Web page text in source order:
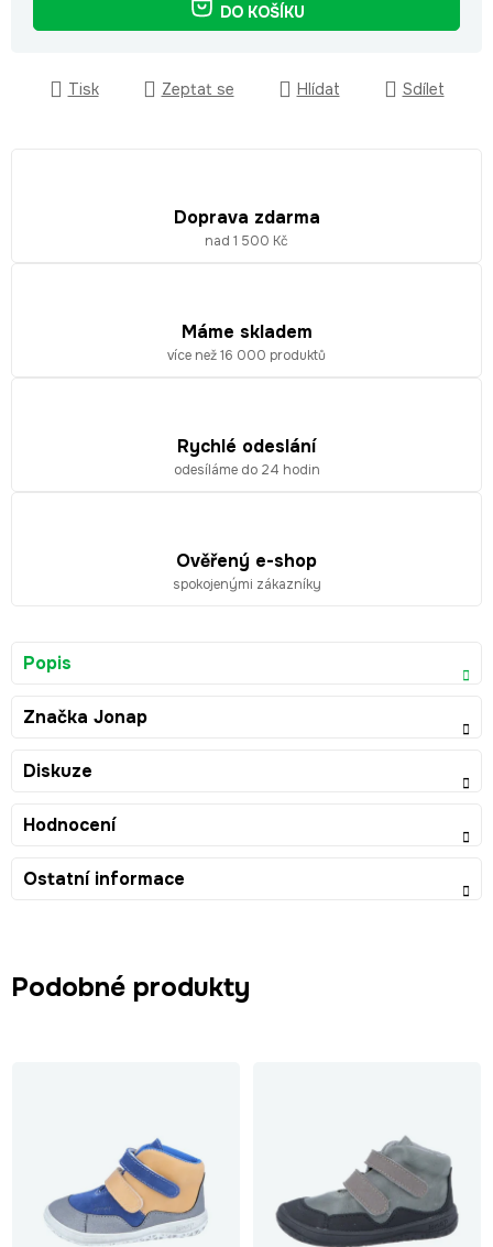
DO KOŠÍKU
Tisk Zeptat se Hlídat Sdílet
Doprava zdarma
nad 1 500 Kč
Máme skladem
více než 16 000 produktů
Rychlé odeslání
odesíláme do 24 hodin
Ověřený e-shop
spokojenými zákazníky
Popis
Značka Jonap
Diskuze
Hodnocení
Ostatní informace
Podobné produkty